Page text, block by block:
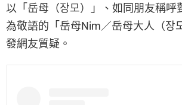
以「岳母（장모）」、如同朋友稱呼
為敬語的「岳母Nim／岳母大人（장
發網友質疑。